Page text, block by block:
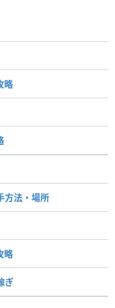
略
方法・場所
略
ぎ